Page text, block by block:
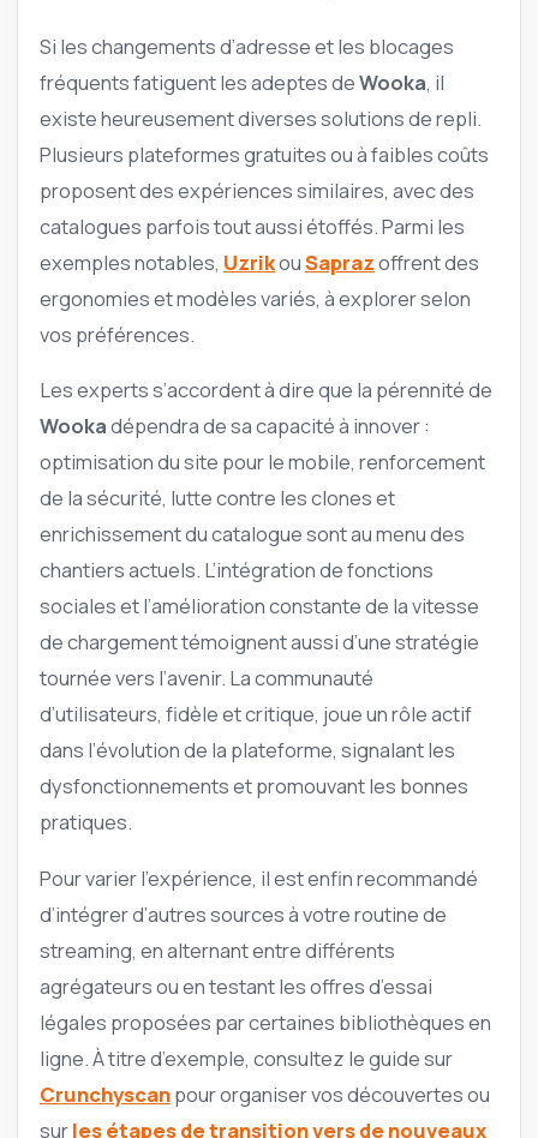
Si les changements d’adresse et les blocages
fréquents fatiguent les adeptes deWooka, il
existe heureusement diverses solutions de repli.
Plusieurs plateformes gratuites ou à faibles coûts
proposent des expériences similaires, avec des
catalogues parfois tout aussi étoffés. Parmi les
exemples notables, UzrikouSaprazoffrent des
ergonomies et modèles variés, à explorer selon
vos préférences.
Les experts s’accordent à dire que la pérennité de
Wookadépendra de sa capacité à innover :
optimisation du site pour le mobile, renforcement
de la sécurité, lutte contre les clones et
enrichissement du catalogue sont au menu des
chantiers actuels. L’intégration de fonctions
sociales et l’amélioration constante de la vitesse
de chargement témoignent aussi d’une stratégie
tournée vers l’avenir. La communauté
d’utilisateurs, fidèle et critique, joue un rôle actif
dans l’évolution de la plateforme, signalant les
dysfonctionnements et promouvant les bonnes
pratiques.
Pour varier l’expérience, il est enfin recommandé
d’intégrer d’autres sources à votre routine de
streaming, en alternant entre différents
agrégateurs ou en testant les offres d’essai
légales proposées par certaines bibliothèques en
ligne. À titre d’exemple, consultez le guide sur
Crunchyscanpour organiser vos découvertes ou
surles étapes de transition vers de nouveaux